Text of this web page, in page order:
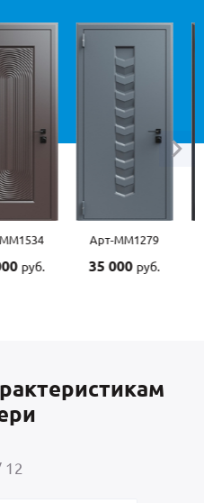
руб.
Арт-ММ1279
35 000 руб.
12